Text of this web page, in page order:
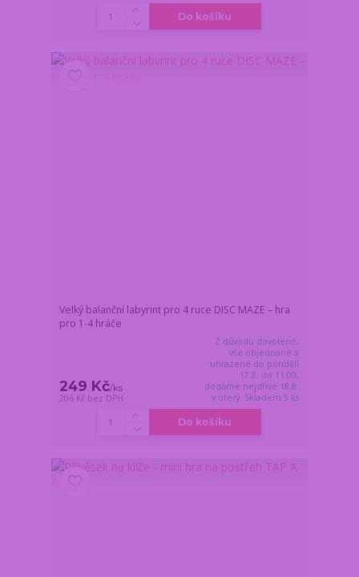
Do košíku
Velký balanční labyrint pro 4 ruce DISC MAZE – hra
pro 1-4 hráče
249 Kč/ks
206 Kč bez DPH
Z důvodu dovolené,
vše objednané a
uhrazené do pondělí
17.8. do 11:00,
dodáme nejdříve 18.8.
v úterý. Skladem 5 ks
Do košíku